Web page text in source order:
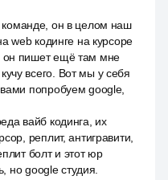
он в целом наш
web кодинге на курсоре
он пишет ещё там мне
всего. Вот мы у себя
попробуем google,
вайб кодинга, их
реплит, антигравити,
болт и этот юр
но google студия.